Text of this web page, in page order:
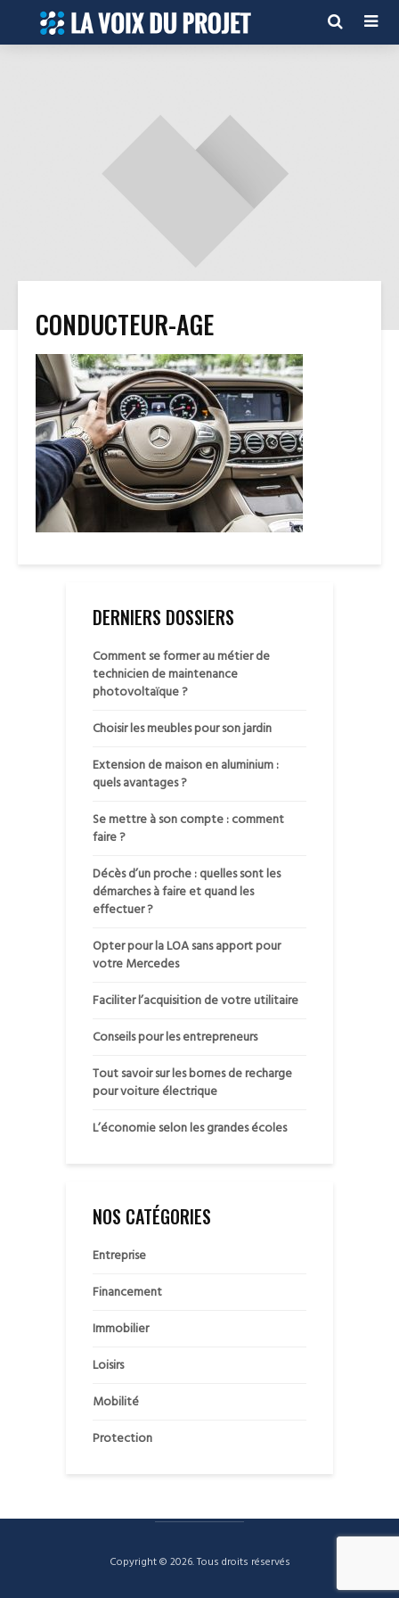
CONDUCTEUR-AGE
DERNIERS DOSSIERS
Comment se former au métier de
technicien de maintenance
photovoltaïque ?
Choisir les meubles pour son jardin
Extension de maison en aluminium :
quels avantages ?
Se mettre à son compte : comment
faire ?
Décès d’un proche : quelles sont les
démarches à faire et quand les
effectuer ?
Opter pour la LOA sans apport pour
votre Mercedes
Faciliter l’acquisition de votre utilitaire
Conseils pour les entrepreneurs
Tout savoir sur les bornes de recharge
pour voiture électrique
L’économie selon les grandes écoles
NOS CATÉGORIES
Entreprise
Financement
Immobilier
Loisirs
Mobilité
Protection
Copyright © 2026. Tous droits réservés